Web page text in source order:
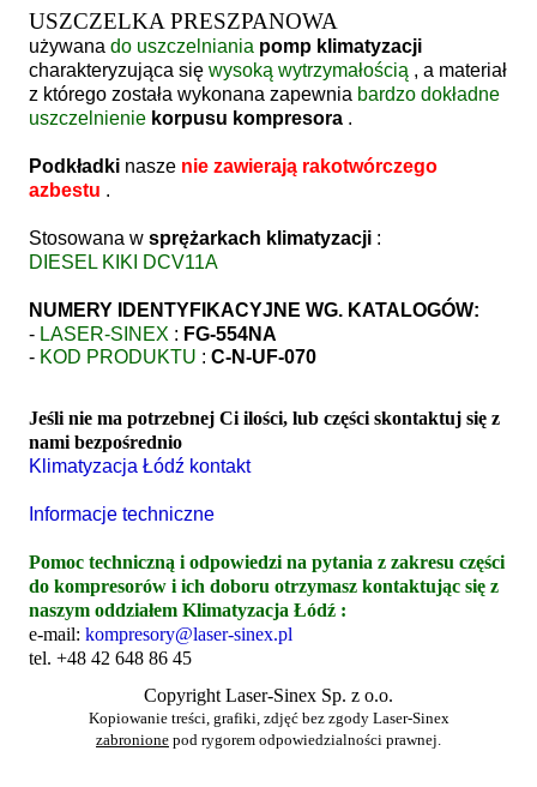
USZCZELKA PRESZPANOWA
używana do uszczelniania pomp klimatyzacji
charakteryzująca się wysoką wytrzymałością , a materiał
z którego została wykonana zapewnia bardzo dokładne
uszczelnienie korpusu kompresora .
Podkładki nasze nie zawierają rakotwórczego
azbestu .
Stosowana w sprężarkach klimatyzacji :
DIESEL KIKI DCV11A
NUMERY IDENTYFIKACYJNE WG. KATALOGÓW:
- LASER-SINEX : FG-554NA
- KOD PRODUKTU : C-N-UF-070
Jeśli nie ma potrzebnej Ci ilości, lub części skontaktuj się z
nami bezpośrednio
Klimatyzacja Łódź kontakt
Informacje techniczne
Pomoc techniczną i odpowiedzi na pytania z zakresu części
do kompresorów i ich doboru otrzymasz kontaktując się z
naszym oddziałem Klimatyzacja Łódź :
e-mail: kompresory@laser-sinex.pl
tel. +48 42 648 86 45
Copyright Laser-Sinex Sp. z o.o.
Kopiowanie treści, grafiki, zdjęć bez zgody Laser-Sinex
zabronione pod rygorem odpowiedzialności prawnej.